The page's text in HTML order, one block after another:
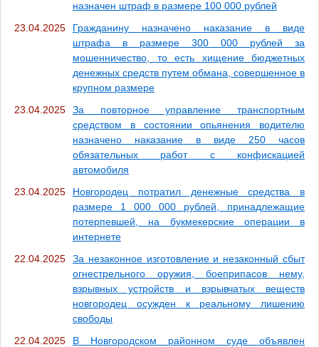
назначен штраф в размере 100 000 рублей
23.04.2025
Гражданину назначено наказание в виде
штрафа в размере 300 000 рублей за
мошенничество, то есть хищение бюджетных
денежных средств путем обмана, совершенное в
крупном размере
23.04.2025
За повторное управление транспортным
средством в состоянии опьянения водителю
назначено наказание в виде 250 часов
обязательных работ с конфискацией
автомобиля
23.04.2025
Новгородец потратил денежные средства в
размере 1 000 000 рублей, принадлежащие
потерпевшей, на букмекерские операции в
интернете
22.04.2025
За незаконное изготовление и незаконный сбыт
огнестрельного оружия, боеприпасов нему,
взрывных устройств и взрывчатых веществ
новгородец осужден к реальному лишению
свободы
22.04.2025
В Новгородском районном суде объявлен